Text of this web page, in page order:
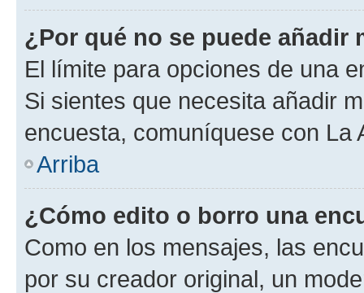
¿Por qué no se puede añadir
El límite para opciones de una
Si sientes que necesita añadir
encuesta, comuníquese con La
Arriba
¿Cómo edito o borro una
Como en los mensajes, las
por su creador original, un